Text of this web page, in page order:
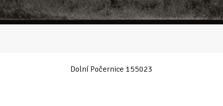
Dolní Počernice 155023